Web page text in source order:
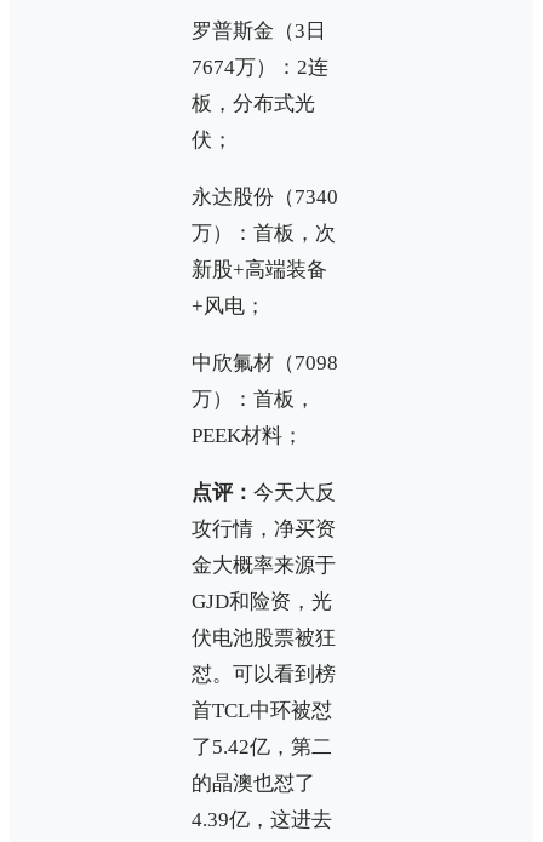
罗普斯金（3日
7674万）：2连
板，分布式光
伏；
永达股份（7340
万）：首板，次
新股+高端装备
+风电；
中欣氟材（7098
万）：首板，
PEEK材料；
点评： 今天大反
攻行情，净买资
金大概率来源于
GJD和险资，光
伏电池股票被狂
怼。可以看到榜
首TCL中环被怼
了5.42亿，第二
的晶澳也怼了
4.39亿，这进去